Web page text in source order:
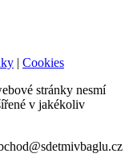
| Cookies
stránky nesmí
v jakékoliv